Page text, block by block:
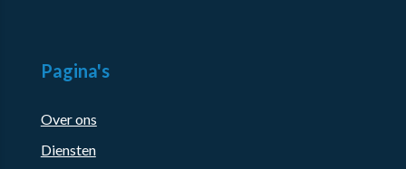
Pagina's
Over ons
Diensten